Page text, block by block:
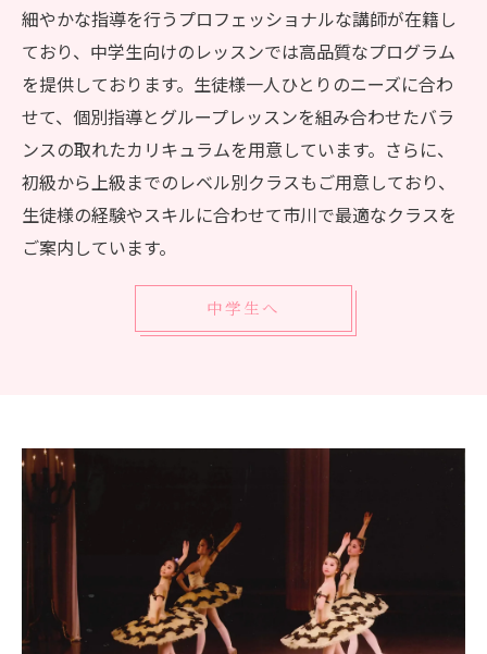
細やかな指導を行うプロフェッショナルな講師が在籍し
ており、中学生向けのレッスンでは高品質なプログラム
を提供しております。生徒様一人ひとりのニーズに合わ
せて、個別指導とグループレッスンを組み合わせたバラ
ンスの取れたカリキュラムを用意しています。さらに、
初級から上級までのレベル別クラスもご用意しており、
生徒様の経験やスキルに合わせて市川で最適なクラスを
ご案内しています。
中学生へ